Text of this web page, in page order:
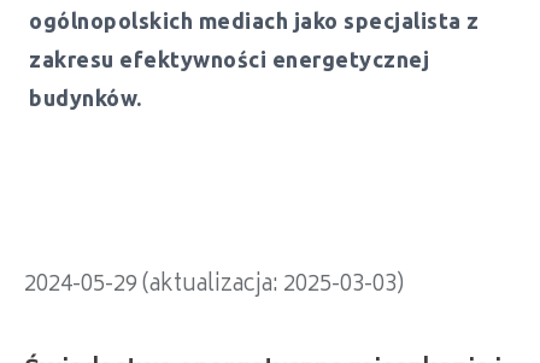
ogólnopolskich mediach jako specjalista z
zakresu efektywności energetycznej
budynków.
2024-05-29 (aktualizacja: 2025-03-03)
Świadectwo energetyczne mieszkanie i